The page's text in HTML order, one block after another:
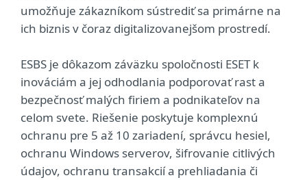
umožňuje zákazníkom sústrediť sa primárne na
ich biznis v čoraz digitalizovanejšom prostredí.
ESBS je dôkazom záväzku spoločnosti ESET k
inováciám a jej odhodlania podporovať rast a
bezpečnosť malých firiem a podnikateľov na
celom svete. Riešenie poskytuje komplexnú
ochranu pre 5 až 10 zariadení, správcu hesiel,
ochranu Windows serverov, šifrovanie citlivých
údajov, ochranu transakcií a prehliadania či